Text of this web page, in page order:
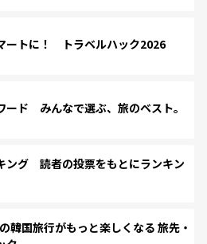
ートに！ トラベルハック2026
ード みんなで選ぶ、旅のベスト。
ング 読者の投票をもとにランキン
国旅行がもっと楽しくなる 旅先・